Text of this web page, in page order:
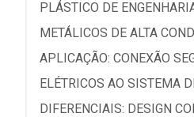
PLÁSTICO DE
METÁLICOS DE ALTA
APLICAÇÃO: CONEXÃO
ELÉTRICOS AO SISTEMA
DIFERENCIAIS: DESIGN